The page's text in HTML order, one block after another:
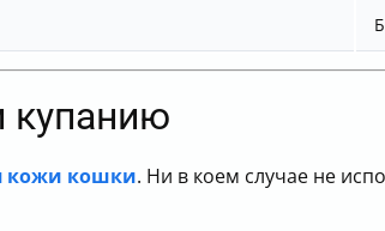
купанию
кожи кошки. Ни в коем случае не